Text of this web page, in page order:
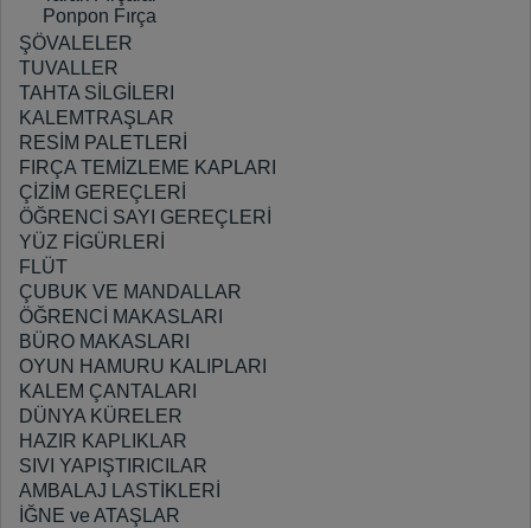
Ponpon Fırça
ŞÖVALELER
TUVALLER
TAHTA SİLGİLERI
KALEMTRAŞLAR
RESİM PALETLERİ
FIRÇA TEMİZLEME KAPLARI
ÇİZİM GEREÇLERİ
ÖĞRENCİ SAYI GEREÇLERİ
YÜZ FİGÜRLERİ
FLÜT
ÇUBUK VE MANDALLAR
ÖĞRENCİ MAKASLARI
BÜRO MAKASLARI
OYUN HAMURU KALIPLARI
KALEM ÇANTALARI
DÜNYA KÜRELER
HAZIR KAPLIKLAR
SIVI YAPIŞTIRICILAR
AMBALAJ LASTİKLERİ
İĞNE ve ATAŞLAR